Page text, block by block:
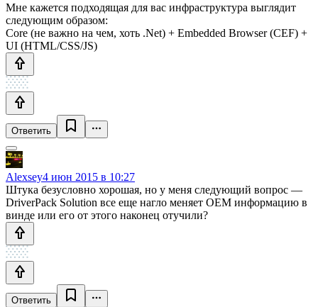
Мне кажется подходящая для вас инфраструктура выглядит
следующим образом:
Core (не важно на чем, хоть .Net) + Embedded Browser (CEF) +
UI (HTML/CSS/JS)
Ответить
Alexsey4 июн 2015 в 10:27
Штука безусловно хорошая, но у меня следующий вопрос —
DriverPack Solution все еще нагло меняет OEM информацию в
винде или его от этого наконец отучили?
Ответить